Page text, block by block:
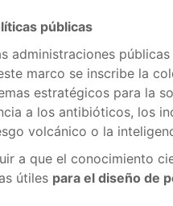
públicas
administraciones
marco se inscribe la
estratégicos para la
a los antibióticos, los
volcánico o la
a que el conocimiento
útiles para el diseño de